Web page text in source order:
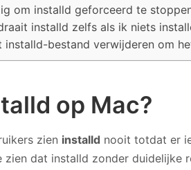
om installd geforceerd te
installd zelfs als ik niets
installd-bestand verwijderen om
op Mac?
zien installd nooit totdat er
dat installd zonder duidelijke